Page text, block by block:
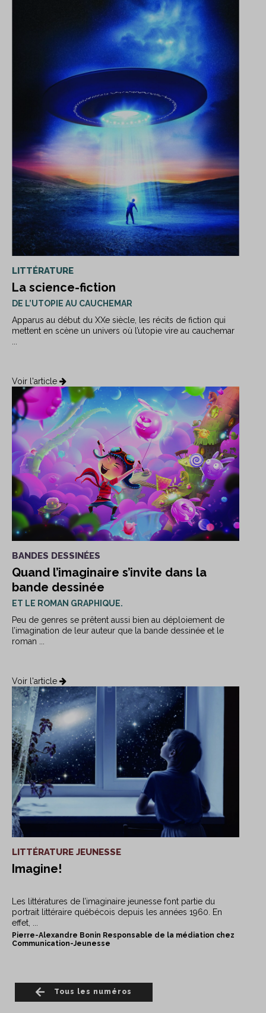
LITTÉRATURE
La science-fiction
DE L’UTOPIE AU CAUCHEMAR
Apparus au début du XXe siècle, les récits de fiction qui
mettent en scène un univers où l’utopie vire au cauchemar
Voir l'article
BANDES DESSINÉES
Quand l’imaginaire s’invite dans la
bande dessinée
ET LE ROMAN GRAPHIQUE.
Peu de genres se prêtent aussi bien au déploiement de
l’imagination de leur auteur que la bande dessinée et le
roman ...
Voir l'article
LITTÉRATURE JEUNESSE
Imagine!
Les littératures de l’imaginaire jeunesse font partie du
portrait littéraire québécois depuis les années 1960. En
effet, ...
Pierre-Alexandre Bonin Responsable de la médiation chez
Communication-Jeunesse
Tous les numéros